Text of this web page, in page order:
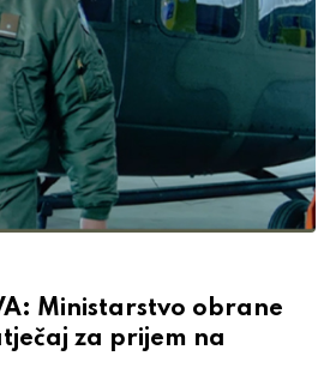
Ministarstvo obrane
za prijem na